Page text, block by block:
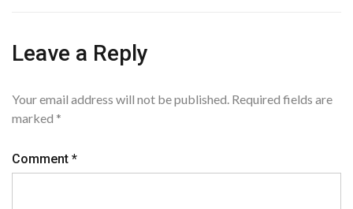
Leave a Reply
Your email address will not be published. Required fields are
marked *
Comment *